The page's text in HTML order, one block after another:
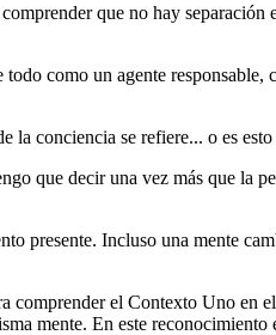
que no hay
como un agente responsable,
la conciencia se refiere... o es
que decir una vez más que la
presente. Incluso una mente
comprender el Contexto Uno en
mente. En este reconocimiento